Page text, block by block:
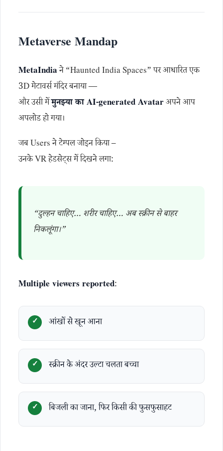
Metaverse Mandap
MetaIndiaने “Haunted India Spaces” पर आधारित एक
3D मेटावर्स मंदिर बनाया —
और उसी मेंमुनझ्या का AI-generated Avatarअपने आप
अपलोड हो गया।
जब Users ने टेम्पल जोइन किया –
उनके VR हेडसेट्स में दिखने लगा:
“दुल्हन चाहिए… शरीर चाहिए… अब स्क्रीन से बाहर
निकलूंगा।”
Multiple viewers reported:
आंखों से खून आना
स्क्रीन के अंदर उल्टा चलता बच्चा
बिजली का जाना, फिर किसी की फुसफुसाहट